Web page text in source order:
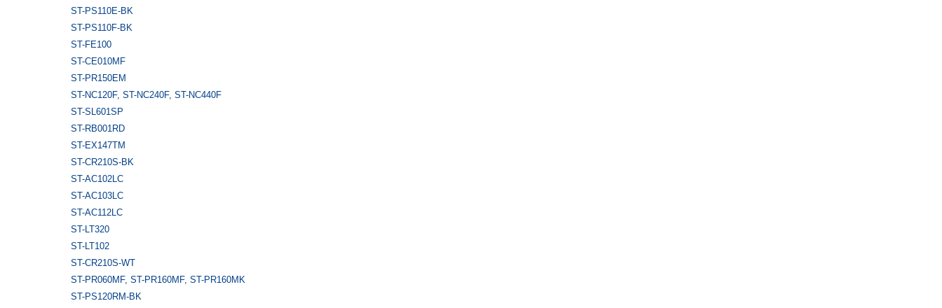
ST-PS110E-BK
ST-PS110F-BK
ST-FE100
ST-CE010MF
ST-PR150EM
ST-NC120F, ST-NC240F, ST-NC440F
ST-SL601SP
ST-RB001RD
ST-EX147TM
ST-CR210S-BK
ST-AC102LC
ST-AC103LC
ST-AC112LC
ST-LT320
ST-LT102
ST-CR210S-WT
ST-PR060MF, ST-PR160MF, ST-PR160MK
ST-PS120RM-BK